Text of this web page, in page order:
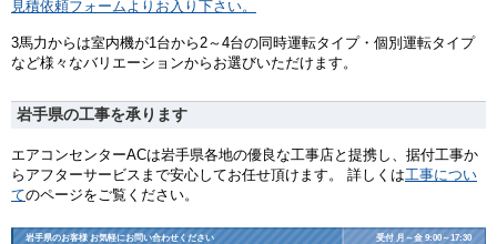
見積依頼フォームよりお入り下さい。
3馬力からは室内機が1台から2～4台の同時運転タイプ・個別運転タイプ
など様々なバリエーションからお選びいただけます。
岩手県の工事を承ります
エアコンセンターACは岩手県各地の優良な工事店と提携し、据付工事か
らアフターサービスまで安心してお任せ頂けます。 詳しくは工事につい
てのページをご覧ください。
岩手県のお客様 お気軽にお問い合わせください 受付 月～金 9:00～17:30